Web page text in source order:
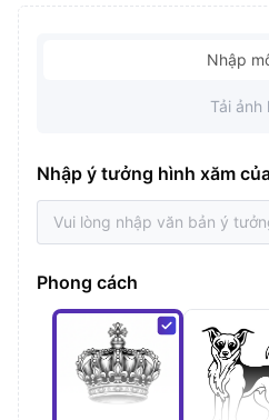
Nhập
Tải ảnh
Nhập ý tưởng hình xăm
Phong cách